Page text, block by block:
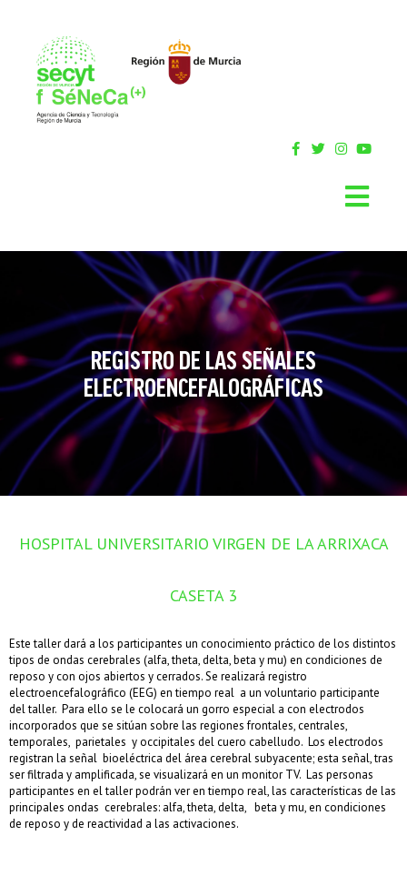
REGISTRO DE LAS SEÑALES
ELECTROENCEFALOGRÁFICAS
HOSPITAL UNIVERSITARIO VIRGEN DE LA ARRIXACA
CASETA 3
Este taller dará a los participantes un conocimiento práctico de los distintos
tipos de ondas cerebrales (alfa, theta, delta, beta y mu) en condiciones de
reposo y con ojos abiertos y cerrados. Se realizará registro
electroencefalográfico (EEG) en tiempo real a un voluntario participante
del taller. Para ello se le colocará un gorro especial a con electrodos
incorporados que se sitúan sobre las regiones frontales, centrales,
temporales, parietales y occipitales del cuero cabelludo. Los electrodos
registran la señal bioeléctrica del área cerebral subyacente; esta señal, tras
ser filtrada y amplificada, se visualizará en un monitor TV. Las personas
participantes en el taller podrán ver en tiempo real, las características de las
principales ondas cerebrales: alfa, theta, delta, beta y mu, en condiciones
de reposo y de reactividad a las activaciones.